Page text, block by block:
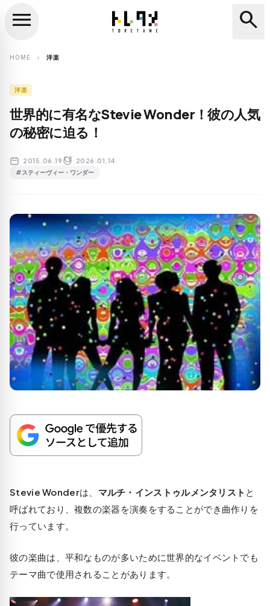
search
menu search
HOME chevron_right 洋楽
洋楽
世界的に有名なStevie Wonder！彼の人気
の秘密に迫る！
2015.06.19 2026.01.14
#スティーヴィー・ワンダー
Stevie Wonderは、 マルチ・インストゥルメンタリスト と
呼ばれており、複数の楽器を演奏をすることができ曲作りを
行っています。
彼の楽曲は、平和なものが多いために世界的なイベントでも
テーマ曲で使用されることがあります。